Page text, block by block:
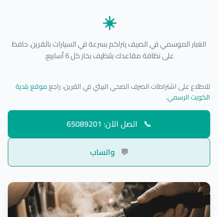
☀️
الغبار الموسمي في الصيف يتراكم بسرعة في السيارات بالقرين. حافظ
على نظافة مقاعدك بتنظيف بخار كل 6 أسابيع.
للاطلاع على اشتراطات الصرف الصحي البيئي في القرين، راجعموقع بلدية
الكويت الرسمي.
📞 اتصل الآن: 65089201
💬 واتساب